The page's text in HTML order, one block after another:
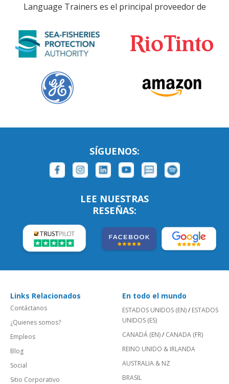
Language Trainers es el principal proveedor de
SÍGUENOS:
LEE NUESTRAS
RESEÑAS:
Links Relacionados
Contáctanos
¿Quienes somos?
Empleos
Blog
Social
Sitio Corporativo
En todo el mundo
ESTADOS UNIDOS (EN)/ ESTADOS
UNIDOS (ES)
CANADÁ (EN)/ CANADA (FR)
REINO UNIDO & IRLANDA
AUSTRALIA & NZ
BRASIL